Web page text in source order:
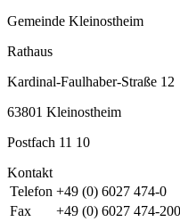
Gemeinde Kleinostheim
Rathaus
Kardinal-Faulhaber-Straße 12
63801 Kleinostheim
Postfach 11 10
Kontakt
Telefon +49 (0) 6027 474-0
Fax
+49 (0) 6027 474-200